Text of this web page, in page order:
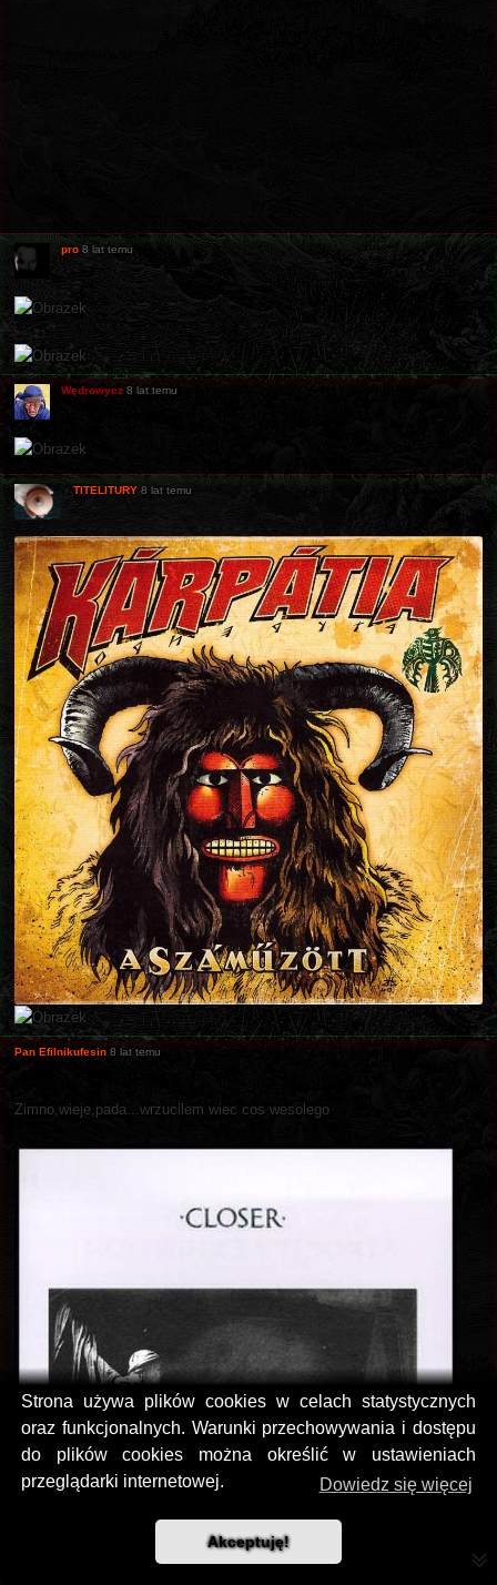
Strona używa plików cookies w celach statystycznych
oraz funkcjonalnych. Warunki przechowywania i dostępu
do plików cookies można określić w ustawieniach
przeglądarki internetowej.
Dowiedz się więcej
Akceptuję!
pro 8 lat temu
Wędrowycz 8 lat temu
TITELITURY 8 lat temu
Pan Efilnikufesin 8 lat temu
Zimno,wieje,pada...wrzucilem wiec cos wesolego